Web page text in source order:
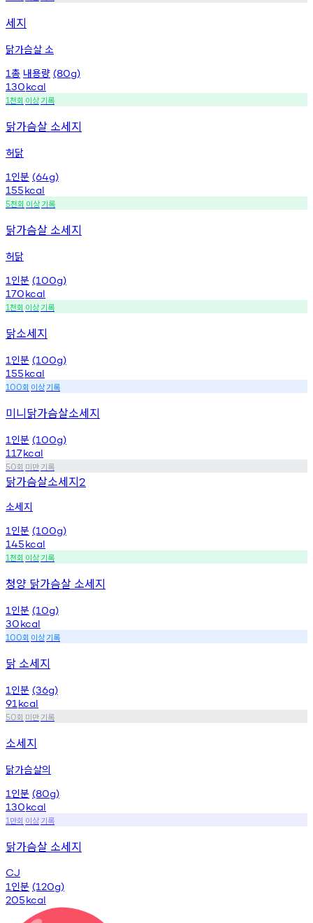
세지
닭가슴살 소
1총 내용량 (80g)
130kcal
1천회 이상기록
닭가슴살 소세지
허닭
1 인분 (64g)
155kcal
5천회 이상기록
닭가슴살 소세지
허닭
1 인분 (100g)
170kcal
1천회 이상기록
닭소세지
1 인분 (100g)
155kcal
100회 이상기록
미니닭가슴살소세지
1 인분 (100g)
117kcal
50회 미만기록
닭가슴살소세지2
소세지
1 인분 (100g)
145kcal
1천회 이상기록
청양 닭가슴살 소세지
1 인분 (10g)
30kcal
100회 이상기록
닭 소세지
1 인분 (36g)
91 kcal
50회 미만기록
소세지
닭가슴살의
1 인분 (80g)
130kcal
1 만회 이상기록
닭가슴살 소세지
CJ
1 인분 (120g)
205kcal